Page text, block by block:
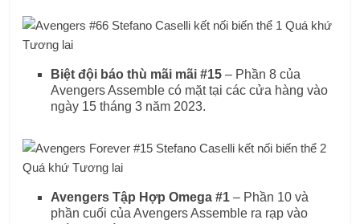
Biệt đội báo thù mãi mãi #15 – Phần 8 của
Avengers Assemble có mặt tại các cửa hàng vào
ngày 15 tháng 3 năm 2023.
Avengers Tập Hợp Omega #1 – Phần 10 và
phần cuối của Avengers Assemble ra rạp vào